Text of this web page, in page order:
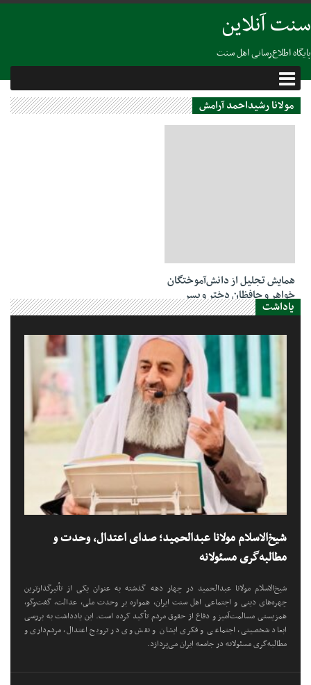
سنت آنلاین
پایگاه اطلاع‌رسانی اهل سنت
مولانا رشیداحمد آرامش
همایش تجلیل از دانش‌آموختگان
خواهر و حافظان دختر و پسر
دارالعلوم رمشک برگزار شد
یاداشت
شیخ‌الاسلام مولانا عبدالحمید؛ صدای اعتدال، وحدت و
مطالبه‌گری مسئولانه
شیخ‌الاسلام مولانا عبدالحمید در چهار دهه گذشته به عنوان یکی از تأثیرگذارترین
چهره‌های دینی و اجتماعی اهل سنت ایران، همواره بر وحدت ملی، عدالت، گفت‌وگو،
همزیستی مسالمت‌آمیز و دفاع از حقوق مردم تأکید کرده است. این یادداشت به بررسی
ابعاد شخصیتی، اجتماعی و فکری ایشان و نقش وی در ترویج اعتدال، مردم‌داری و
مطالبه‌گری مسئولانه در جامعه ایران می‌پردازد.